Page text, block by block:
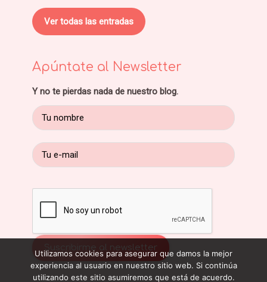
Ver todas las entradas
Apúntate al Newsletter
Y no te pierdas nada de nuestro blog.
Utilizamos cookies para asegurar que damos la mejor
experiencia al usuario en nuestro sitio web. Si continúa
utilizando este sitio asumiremos que está de acuerdo.